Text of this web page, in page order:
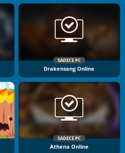
SADECE PC
Drakensang Online
SADECE PC
Athena Online